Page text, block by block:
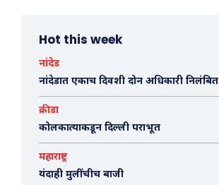
Hot this week
नांदेड
नांदेडात एकाच दिवशी दोन अधिकारी निलंबित
क्रीडा
कोलकात्याकडून दिल्ली पराभूत
महाराष्ट्र
यंदाही मुलींचीच बाजी